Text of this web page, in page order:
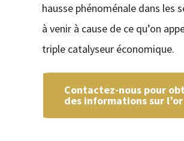
hausse phénoménale dans les
à venir à cause de ce qu’on
triple catalyseur économique.
Contactez-nous pour
des informations sur l’or